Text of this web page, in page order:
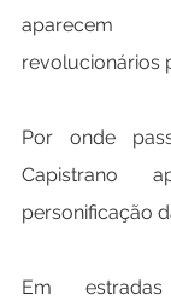
revolucionários
Por onde
Capistrano
personificação
Em